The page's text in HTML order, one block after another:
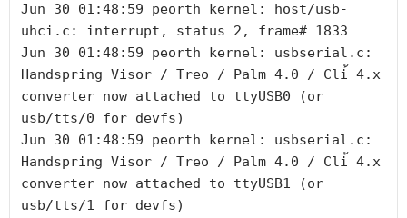
Jun 30 01:48:59 peorth kernel: host/usb-
uhci.c: interrupt, status 2, frame# 1833
Jun 30 01:48:59 peorth kernel: usbserial.c:
Handspring Visor / Treo / Palm 4.0 / Cli้ 4.x
converter now attached to ttyUSB0 (or
usb/tts/0 for devfs)
Jun 30 01:48:59 peorth kernel: usbserial.c:
Handspring Visor / Treo / Palm 4.0 / Cli้ 4.x
converter now attached to ttyUSB1 (or
usb/tts/1 for devfs)